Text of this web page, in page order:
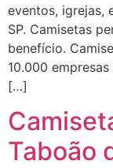
eventos, igrejas,
SP. Camisetas
benefício.
10.000
[…]
Taboão